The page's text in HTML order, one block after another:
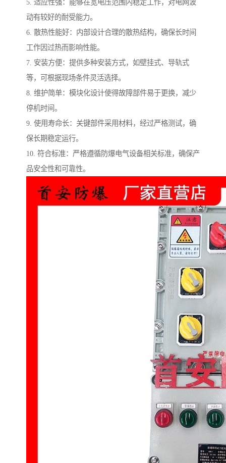
5. 适应性强：能够在宽电压范围内稳定工作，对电网波
动有较好的耐受能力。
6. 散热性能好：内部设计合理的散热结构，确保长时间
工作因过热而影响性能。
7. 安装方便：提供多种安装方式，如壁挂式、导轨式
等，可根据现场条件灵活选择。
8. 维护简单：模块化设计使得故障部件易于更换，减少
停机时间。
9. 使用寿命长：关键部件采用材料，经过严格测试，确
保长期稳定运行。
10. 符合标准：严格遵循防爆电气设备相关标准，确保产
品安全性和可靠性。